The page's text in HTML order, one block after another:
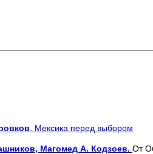
. Мексика перед выбором
Магомед А. Кодзоев. От